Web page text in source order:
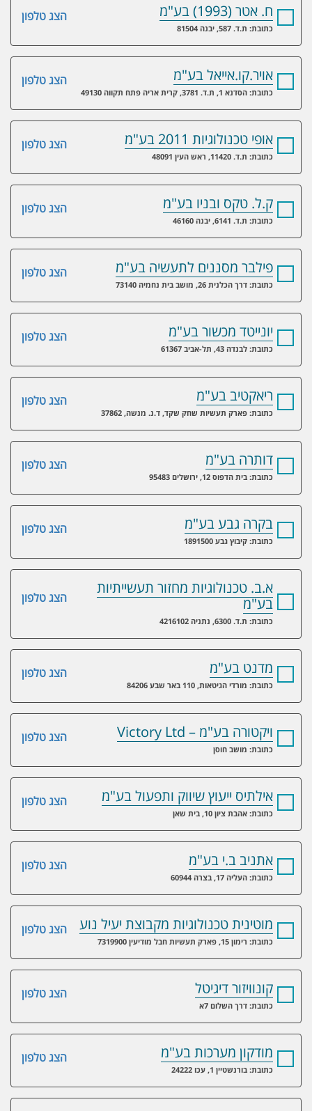
הצג טלפון ח. אטר (1993) בע"מ
כתובת: ת.ד. 587, יבנה 81504
הצג טלפון אויר.קו.אייאל בע"מ
כתובת: הסדנא 1, ת.ד. 3781, קרית אריה פתח תקווה 49130
הצג טלפון אופי טכנולוגיות 2011 בע"מ
כתובת: ת.ד. 11420, ראש העין 48091
הצג טלפון ק.ל. טקס ובניו בע"מ
כתובת: ת.ד. 6141, יבנה 46160
הצג טלפון פילבר מסננים לתעשיה בע"מ
כתובת: דרך הכלנית 26, מושב בית נחמיה 73140
הצג טלפון יונייטד מכשור בע"מ
כתובת: לבנדה 43, תל-אביב 61367
הצג טלפון ריאקטיב בע"מ
כתובת: פארק תעשיות שחק שקד, ד.נ. מנשה, 37862
הצג טלפון דותרה בע"מ
כתובת: בית הדפוס 12, ירושלים 95483
הצג טלפון בקרה גבע בע"מ
כתובת: קיבוץ גבע 1891500
הצג טלפון
א.ב. טכנולוגיות מחזור תעשייתיות
בע"מ
כתובת: ת.ד. 6300, נתניה 4216102
הצג טלפון מדנט בע"מ
כתובת: מורדי הגיטאות, 110 באר שבע 84206
הצג טלפון ויקטורה בע"מ – Victory Ltd
כתובת: מושב חוסן
הצג טלפון אילתיס ייעוץ שיווק ותפעול בע"מ
כתובת: אהבת ציון 10, בית שאן
הצג טלפון אתניב ב.י בע"מ
כתובת: העליה 17, בצרה 60944
הצג טלפון מוטינית טכנולוגיות מקבוצת יעיל נוע
כתובת: רימון 15, פארק תעשיות חבל מודיעין 7319900
הצג טלפון קונוויזור דיגיטל
כתובת: דרך השלום 7א
הצג טלפון מודקון מערכות בע"מ
כתובת: בורנשטיין 1, עכו 24222